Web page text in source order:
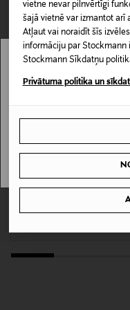
vietne nevar pilnvērtīgi
šajā vietnē var izmantot arī
Atļaut vai noraidīt šīs
informāciju par
Stockmann Sīkdatņu
Privātuma politika un
LASĪT VAIRĀK
Materiāls
53% liocels, 32%
Kopšanas instrukcijas
Krāsa
Ražotāja daļas numurs
0,00 € – 4,90 €
Maya Scalloped Balloon
Stockmann nav
I